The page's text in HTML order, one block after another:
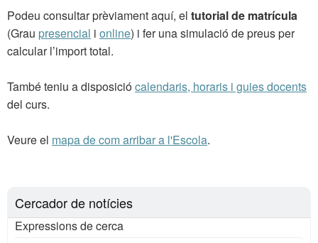
Podeu consultar prèviament aquí, el tutorial de matrícula
(Grau presencial i online) i fer una simulació de preus per
calcular l’import total.
També teniu a disposiciócalendaris, horaris i guies docents
del curs.
Veure el mapade com arribar a l'Escola.
Cercador de notícies
Expressions de cerca